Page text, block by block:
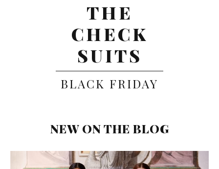
THE
CHECK
SUITS
BLACK FRIDAY
NEW ON THE BLOG